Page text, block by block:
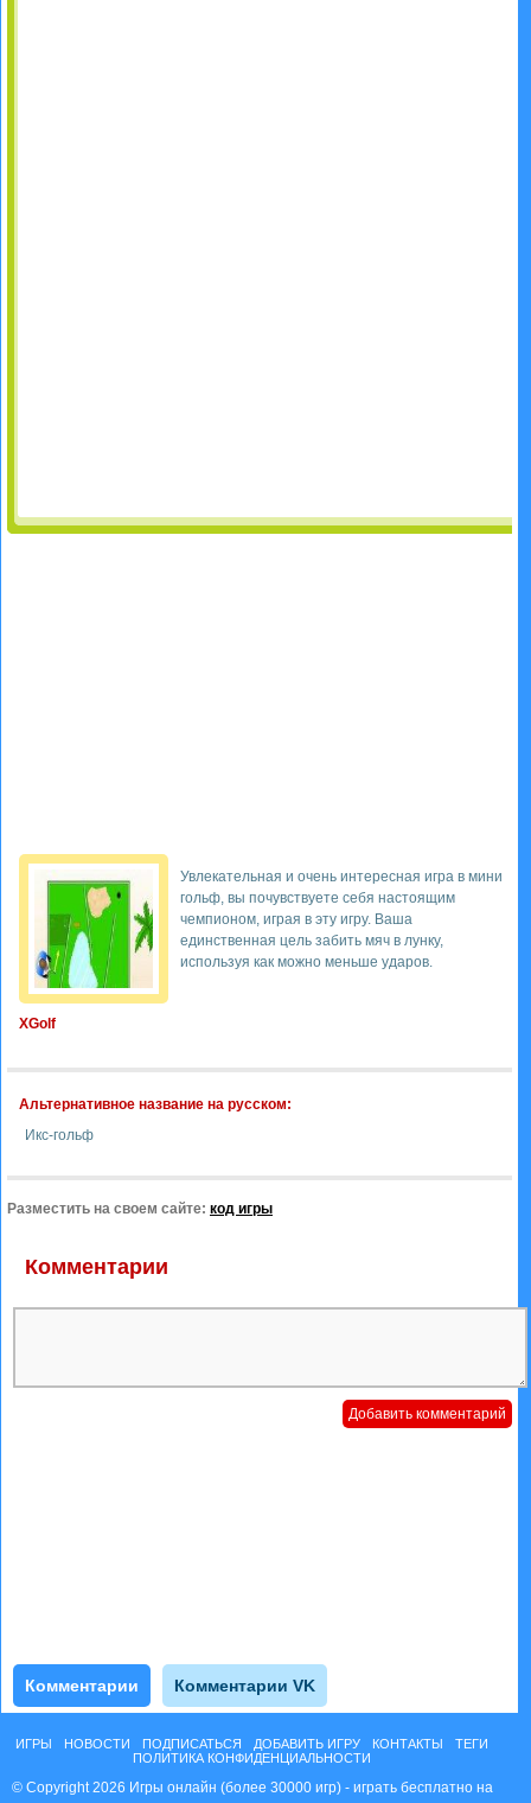
XGolf
Увлекательная и очень интересная игра в мини
гольф, вы почувствуете себя настоящим
чемпионом, играя в эту игру. Ваша
единственная цель забить мяч в лунку,
используя как можно меньше ударов.
Альтернативное название на русском:
Икс-гольф
Разместить на своем сайте: код игры
Комментарии
Комментарии Комментарии VK
ИГРЫ НОВОСТИ ПОДПИСАТЬСЯ ДОБАВИТЬ ИГРУ КОНТАКТЫ
ТЕГИ
ПОЛИТИКА КОНФИДЕНЦИАЛЬНОСТИ
© Copyright 2026 Игры онлайн (более 30000 игр) - играть бесплатно на